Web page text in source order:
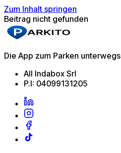
Zum Inhalt springen
Beitrag nicht gefunden
Die App zum Parken unterwegs
All Indabox Srl
P.I: 04099131205